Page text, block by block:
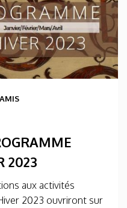
2023
aux activités
2023 ouvriront sur